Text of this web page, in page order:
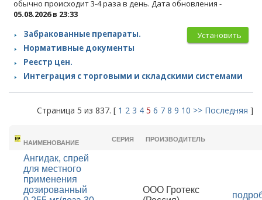
обычно происходит 3-4 раза в день. Дата обновления -
05.08.2026 в 23:33
Установить
Забракованные препараты.
Нормативные документы
Реестр цен.
Интеграция с торговыми и складскими системами
Страница 5 из 837. [ 1 2 3 4 5 6 7 8 9 10 >> Последняя ]
НАИМЕНОВАНИЕ
СЕРИЯ ПРОИЗВОДИТЕЛЬ
Ангидак, спрей
для местного
применения
дозированный
ООО Гротекс